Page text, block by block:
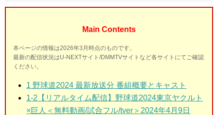
Main Contents
本ページの情報は2026年3月時点のものです。
最新の配信状況はU-NEXTサイト/DMMTVサイトなど各サイトにてご確認
ください。
1 野球道2024 最新放送分 番組概要とキャスト
1-2 【リアルタイム配信】野球道2024東京ヤクルト
×巨人＜無料動画/試合フル/tver＞2024年4月9日